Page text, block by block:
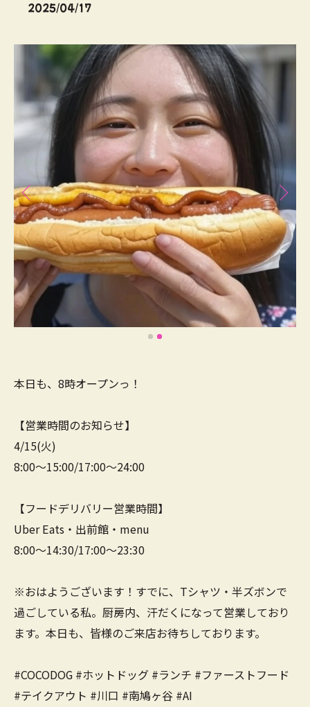
2025/04/17
本日も、8時オープンっ！
【営業時間のお知らせ】
4/15(火)
8:00～15:00/17:00～24:00
【フードデリバリー営業時間】
Uber Eats・出前館・menu
8:00～14:30/17:00～23:30
※おはようございます！すでに、Tシャツ・半ズボンで
過ごしている私。厨房内、汗だくになって営業しており
ます。本日も、皆様のご来店お待ちしております。
#COCODOG #ホットドッグ #ランチ #ファーストフード
#テイクアウト #川口 #南鳩ヶ谷 #AI